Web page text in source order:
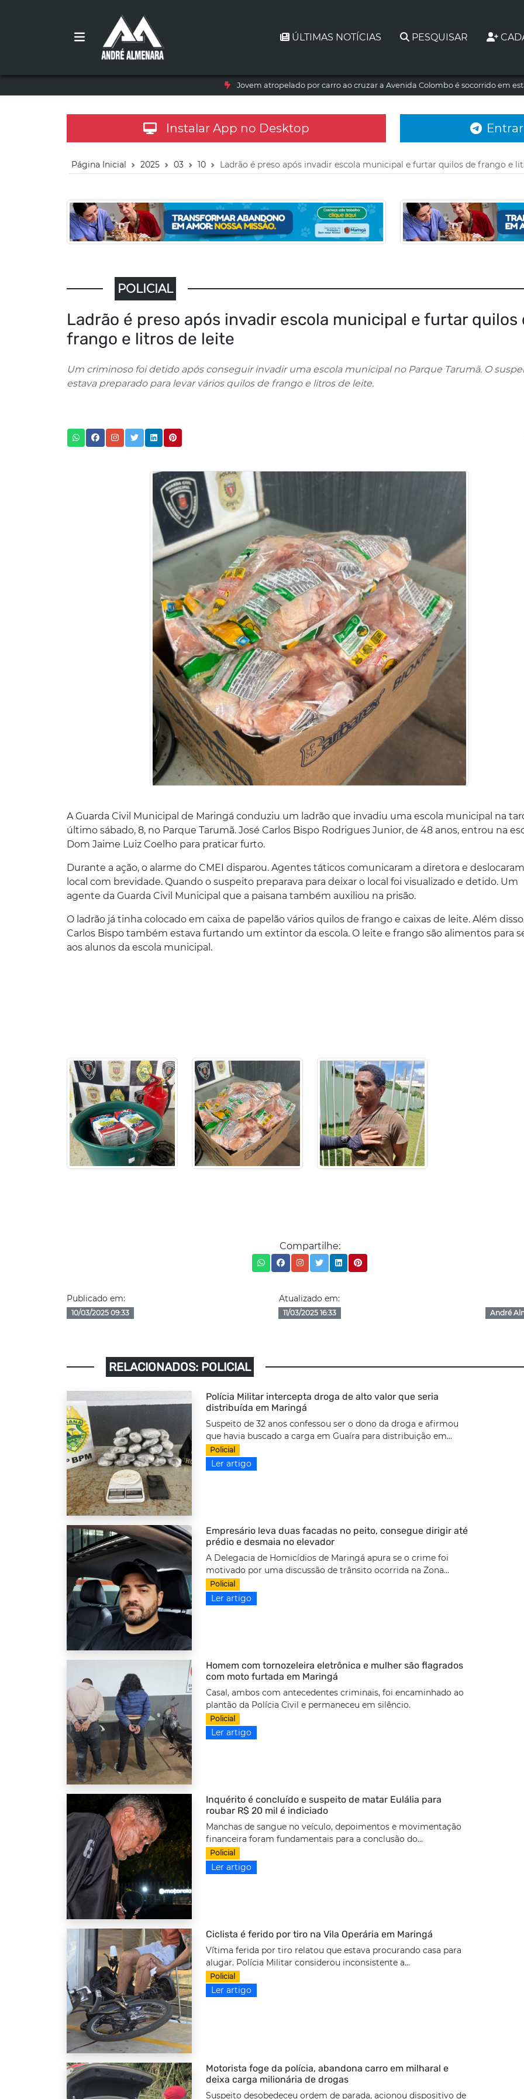
ÚLTIMAS NOTÍCIAS PESQUISAR
Jovem atropelado por carro ao cruzar a Avenida Colombo é socorrido em
Instalar App no Desktop
Página Inicial 2025 03 10 Ladrão é preso após invadir escola municipal e furtar quilos de frango e
POLICIAL
Ladrão é preso após invadir escola municipal e furtar quilos
frango e litros de leite
Um criminoso foi detido após conseguir invadir uma escola municipal no Parque Tarumã. O
estava preparado para levar vários quilos de frango e litros de leite.
A Guarda Civil Municipal de Maringá conduziu um ladrão que invadiu uma escola municipal na
último sábado, 8, no Parque Tarumã. José Carlos Bispo Rodrigues Junior, de 48 anos, entrou na
Dom Jaime Luiz Coelho para praticar furto.
Durante a ação, o alarme do CMEI disparou. Agentes táticos comunicaram a diretora e
local com brevidade. Quando o suspeito preparava para deixar o local foi visualizado e detido. Um
agente da Guarda Civil Municipal que a paisana também auxiliou na prisão.
O ladrão já tinha colocado em caixa de papelão vários quilos de frango e caixas de leite. Além
Carlos Bispo também estava furtando um extintor da escola. O leite e frango são alimentos para
aos alunos da escola municipal.
Compartilhe:
Publicado em:
10/03/2025 09:33
Atualizado em:
11/03/2025 16:33 André
RELACIONADOS: POLICIAL
Polícia Militar intercepta droga de alto valor que seria
distribuída em Maringá
Suspeito de 32 anos confessou ser o dono da droga e afirmou
que havia buscado a carga em Guaíra para distribuição em...
Policial
Ler artigo
Empresário leva duas facadas no peito, consegue dirigir até
prédio e desmaia no elevador
A Delegacia de Homicídios de Maringá apura se o crime foi
motivado por uma discussão de trânsito ocorrida na Zona...
Policial
Ler artigo
Homem com tornozeleira eletrônica e mulher são flagrados
com moto furtada em Maringá
Casal, ambos com antecedentes criminais, foi encaminhado ao
plantão da Polícia Civil e permaneceu em silêncio.
Policial
Ler artigo
Inquérito é concluído e suspeito de matar Eulália para
roubar R$ 20 mil é indiciado
Manchas de sangue no veículo, depoimentos e movimentação
financeira foram fundamentais para a conclusão do...
Policial
Ler artigo
Ciclista é ferido por tiro na Vila Operária em Maringá
Vítima ferida por tiro relatou que estava procurando casa para
alugar. Polícia Militar considerou inconsistente a...
Policial
Ler artigo
Motorista foge da polícia, abandona carro em milharal e
deixa carga milionária de drogas
Suspeito desobedeceu ordem de parada, acionou dispositivo de